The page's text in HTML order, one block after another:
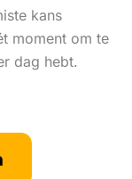
kans
moment om te
dag hebt.